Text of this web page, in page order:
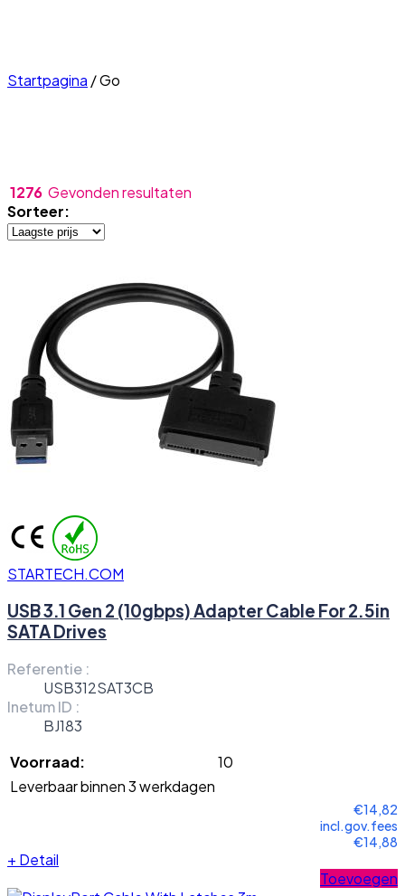
Startpagina /Go
1276 Gevonden resultaten
Sorteer:
STARTECH.COM
USB 3.1 Gen 2 (10gbps) Adapter Cable For 2.5in
SATA Drives
Referentie :
USB312SAT3CB
Inetum ID :
BJ183
Voorraad:
10
Leverbaar binnen 3 werkdagen
€14,82
incl.gov.fees
€14,88
+ Detail
Toevoegen